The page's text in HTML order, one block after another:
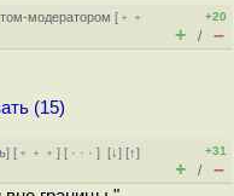
модератором [ ﹢﹢
+20
+ / –
(15)
] [ ﹢﹢﹢] [ · · ·][↓] [↑]
+31
+ / –